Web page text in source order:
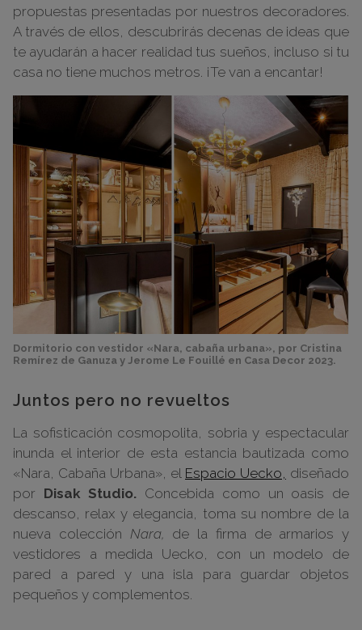
propuestas presentadas por nuestros decoradores.
A través de ellos, descubrirás decenas de ideas que
te ayudarán a hacer realidad tus sueños, incluso si tu
casa no tiene muchos metros. ¡Te van a encantar!
Dormitorio con vestidor «Nara, cabaña urbana», por Cristina
Remírez de Ganuza y Jerome Le Fouillé en Casa Decor 2023.
Juntos pero no revueltos
La sofisticación cosmopolita, sobria y espectacular
inunda el interior de esta estancia bautizada como
«Nara, Cabaña Urbana», el Espacio Uecko, diseñado
por Disak Studio. Concebida como un oasis de
descanso, relax y elegancia, toma su nombre de la
nueva colección Nara, de la firma de armarios y
vestidores a medida Uecko, con un modelo de
pared a pared y una isla para guardar objetos
pequeños y complementos.